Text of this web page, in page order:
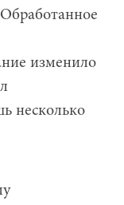
изменило
несколько